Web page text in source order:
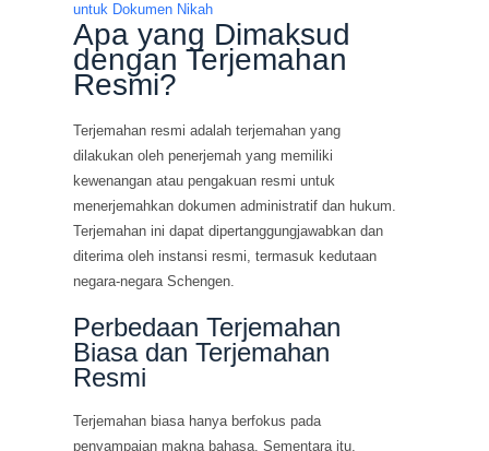
untuk Dokumen Nikah
Apa yang Dimaksud
dengan Terjemahan
Resmi?
Terjemahan resmi adalah terjemahan yang
dilakukan oleh penerjemah yang memiliki
kewenangan atau pengakuan resmi untuk
menerjemahkan dokumen administratif dan hukum.
Terjemahan ini dapat dipertanggungjawabkan dan
diterima oleh instansi resmi, termasuk kedutaan
negara-negara Schengen.
Perbedaan Terjemahan
Biasa dan Terjemahan
Resmi
Terjemahan biasa hanya berfokus pada
penyampaian makna bahasa. Sementara itu,